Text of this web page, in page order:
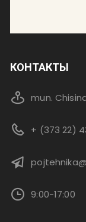
КОНТАКТЫ
mun.
+ (373 22)
9:00-17:00